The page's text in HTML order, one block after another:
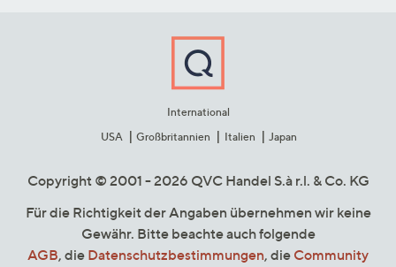
International
USA
Großbritannien Italien Japan
Copyright © 2001 - 2026 QVC Handel S.à r.l. & Co. KG
Für die Richtigkeit der Angaben übernehmen wir keine
Gewähr. Bitte beachte auch folgende
AGB, die Datenschutzbestimmungen, die Community